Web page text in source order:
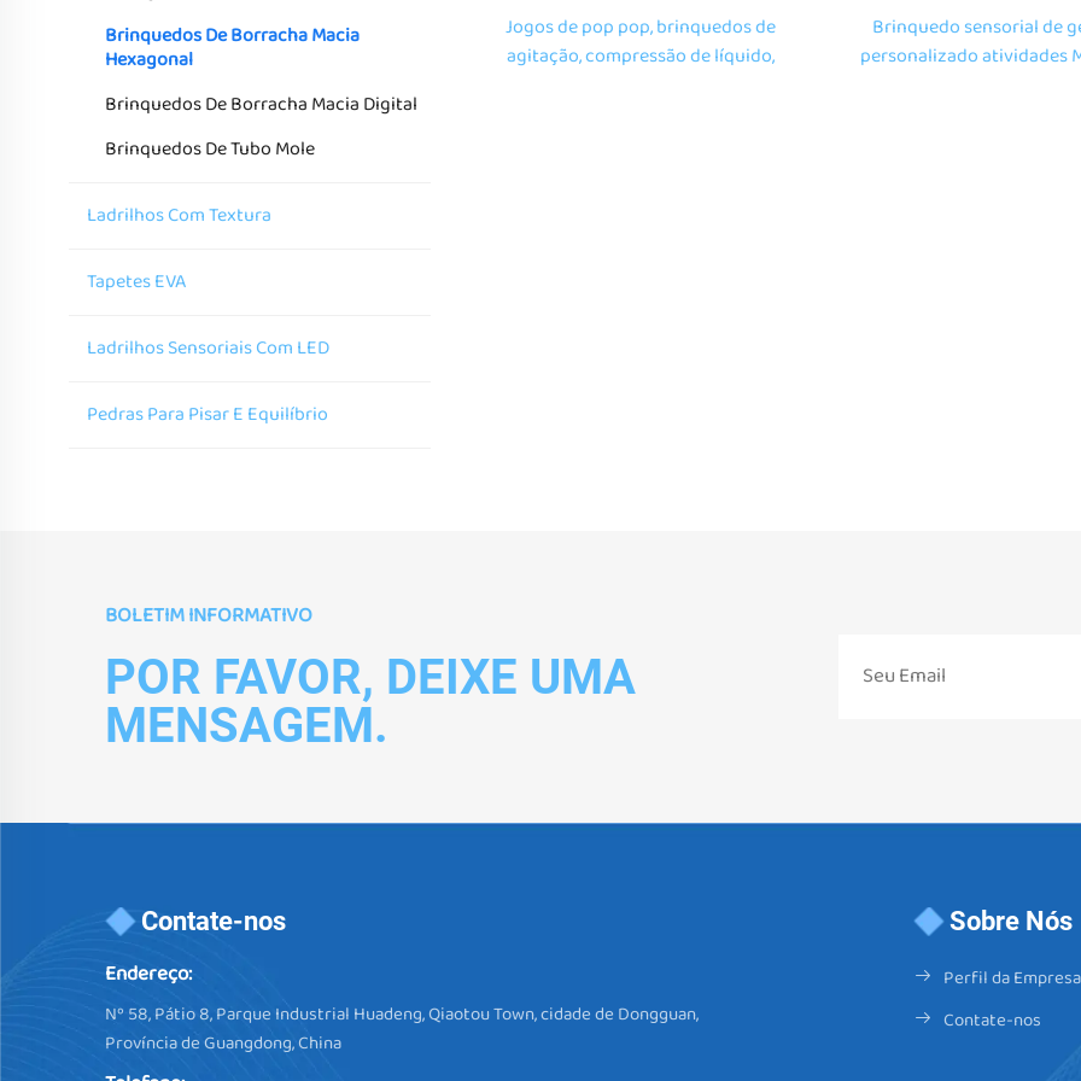
Brinquedos De Borracha Macia
Hexagonal
Brinquedos De Borracha Macia Digital
Brinquedos De Tubo Mole
Ladrilhos Com Textura
Tapetes EVA
Ladrilhos Sensoriais Com LED
Pedras Para Pisar E Equilíbrio
Jogos de pop pop, brinquedos de
agitação, compressão de líquido,
Brinquedo sensorial de
personalizado atividades
BOLETIM INFORMATIVO
POR FAVOR, DEIXE UMA
MENSAGEM.
Contate-nos
Endereço:
Nº 58, Pátio 8, Parque Industrial Huadeng, Qiaotou Town, cidade de Dongguan,
Província de Guangdong, China
Sobre Nós
Perfil da Empresa
Contate-nos